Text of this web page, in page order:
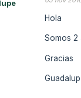
Hola
Somos 2
Gracias